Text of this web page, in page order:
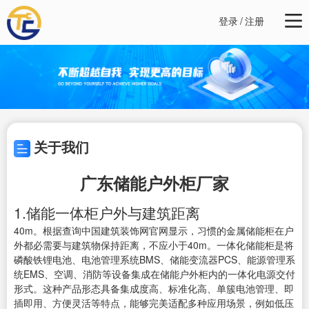
登录/注册
关于我们
广东储能户外柜厂家
1.储能一体柜户外与建筑距离
40m。根据查询中国建筑装饰网官网显示，习惯的金属储能柜在户
外都必需要与建筑物保持距离，不应小于40m。一体化储能柜是将
磷酸铁锂电池、电池管理系统BMS、储能变流器PCS、能源管理系
统EMS、空调、消防等设备集成在储能户外柜内的一体化电源交付
形式。这种产品形态具备集成度高、标准化高、单簇电池管理、即
插即用、方便灵活等特点，能够完美适配多种应用场景，例如低压